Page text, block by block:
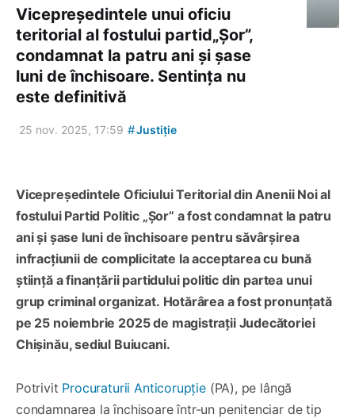
Vicepreședintele unui oficiu
teritorial al fostului partid„Șor”,
condamnat la patru ani și șase
luni de închisoare. Sentința nu
este definitivă
25 nov. 2025, 17:59 #Justiție
Vicepreședintele Oficiului Teritorial din Anenii Noi al
fostului Partid Politic „Șor” a fost condamnat la patru
ani și șase luni de închisoare pentru săvârșirea
infracțiunii de complicitate la acceptarea cu bună
știință a finanțării partidului politic din partea unui
grup criminal organizat. Hotărârea a fost pronunțată
pe 25 noiembrie 2025 de magistrații Judecătoriei
Chișinău, sediul Buiucani.
Potrivit Procuraturii Anticorupție(PA), pe lângă
condamnarea la închisoare într-un penitenciar de tip